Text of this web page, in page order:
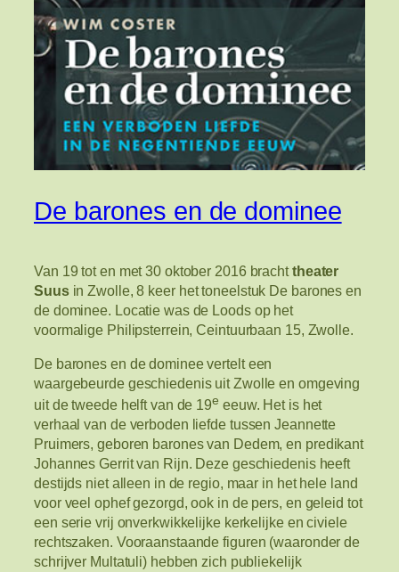
De barones en de dominee
Van 19 tot en met 30 oktober 2016 brachttheater
Suusin Zwolle, 8 keer het toneelstuk De barones en
de dominee. Locatie was de Loods op het
voormalige Philipsterrein, Ceintuurbaan 15, Zwolle.
De barones en de dominee vertelt een
waargebeurde geschiedenis uit Zwolle en omgeving
uit de tweede helft van de 19e eeuw. Het is het
verhaal van de verboden liefde tussen Jeannette
Pruimers, geboren barones van Dedem, en predikant
Johannes Gerrit van Rijn. Deze geschiedenis heeft
destijds niet alleen in de regio, maar in het hele land
voor veel ophef gezorgd, ook in de pers, en geleid tot
een serie vrij onverkwikkelijke kerkelijke en civiele
rechtszaken. Vooraanstaande figuren (waaronder de
schrijver Multatuli) hebben zich publiekelijk